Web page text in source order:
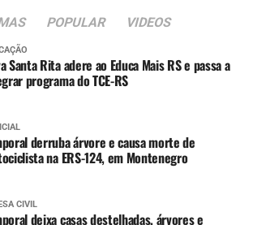
POPULAR VIDEOS
Santa Rita adere ao Educa Mais RS e passa a
programa do TCE-RS
derruba árvore e causa morte de
na ERS-124, em Montenegro
CIVIL
deixa casas destelhadas, árvores e